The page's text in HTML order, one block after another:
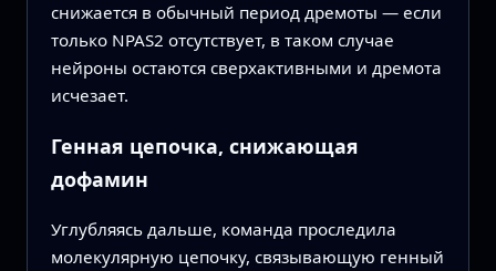
снижается в обычный период дремоты — если
только NPAS2 отсутствует, в таком случае
нейроны остаются сверхактивными и дремота
исчезает.
Генная цепочка, снижающая
дофамин
Углубляясь дальше, команда проследила
молекулярную цепочку, связывающую генный